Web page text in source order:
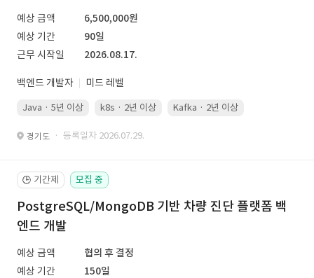
예상 금액
6,500,000원
예상 기간
90일
근무 시작일
2026.08.17.
백엔드 개발자 미드 레벨
Java · 5년 이상 k8s · 2년 이상 Kafka · 2년 이상
경기도 · 등록일자 2026.07.29.
🕒 기간제 모집 중
PostgreSQL/MongoDB 기반 차량 진단 플랫폼 백
엔드 개발
예상 금액
협의 후 결정
예상 기간
150일